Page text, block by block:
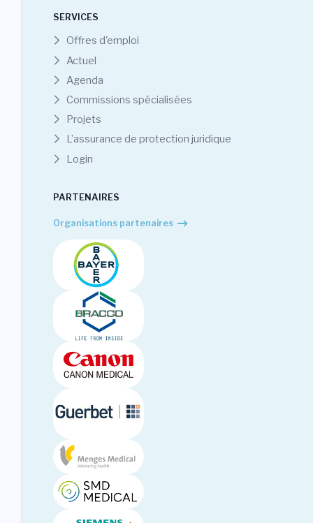
SERVICES
Offres d'emploi
Actuel
Agenda
Commissions spécialisées
Projets
L’assurance de protection juridique
Login
PARTENAIRES
Organisations partenaires